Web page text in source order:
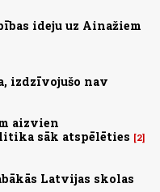
ideju uz Ainažiem
izdzīvojušo nav
aizvien
sāk atspēlēties
2
Latvijas skolas